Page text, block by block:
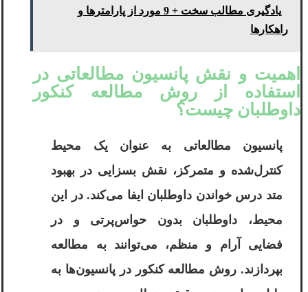
یادگیری مطالب سخت + 9 مورد از پارامترها و
راهکارها
اهمیت و نقش پانسیون مطالعاتی در
استفاده از روش مطالعه کنکور
داوطلبان چیست؟
پانسیون مطالعاتی به عنوان یک محیط
کنترل‌شده و متمرکز، نقش بسزایی در بهبود
متد درس خواندن داوطلبان ایفا می‌کند. در این
محیط، داوطلبان بدون حواس‌پرتی و در
فضایی آرام و منظم، می‌توانند به مطالعه
بپردازند. روش مطالعه کنکور در پانسیون‌ها به